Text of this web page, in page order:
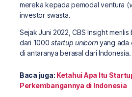
mereka kepada pemodal ventura (
investor swasta.
Sejak Juni 2022, CBS Insight
dari 1000startup unicornyang ada
di antaranya berasal dari Indonesia.
Baca juga: Ketahui Apa Itu
Perkembangannya di Indonesia